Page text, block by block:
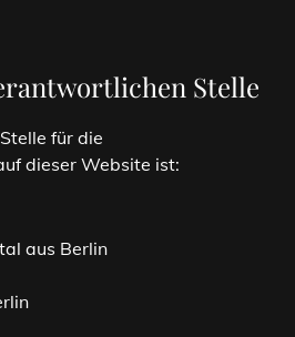
Stelle
für die
dieser Website ist:
aus Berlin